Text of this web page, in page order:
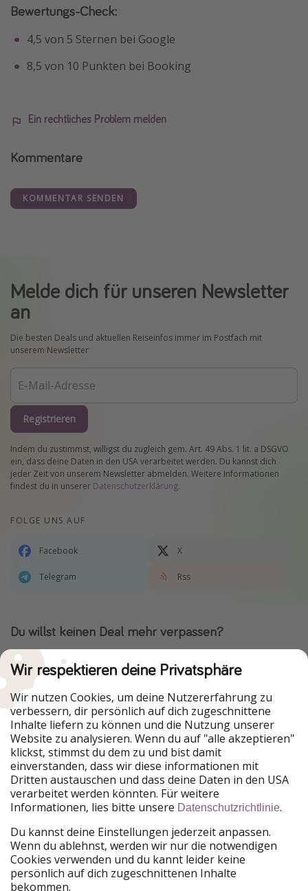
Bewertungs-Check:
4,5 von 5 Sternen bei Google
8,5 von 10 Punkten bei Booking
Ein rechtliches Problem melden
Kommentare
KOMMENTAR SENDEN
Melde dich für unseren Newsletter
an
Die besten Deals und aktuellen Reiseinfos immer im Postfach mit
unserem Newsletter
Registrieren
Indem du zustimmst, willigst du zugleich gem. Art. 49 Abs. 1 lit. a DSGVO
ein, dass deine Daten in den USA verarbeitet werden. Du kannst dich
jeder Zeit von unserem Newsletter abmelden. Weitere Informationen
findest du in unserer Datenschutzerklärung.
FOLGE UNS AUF
Facebook X
Telegram Rss
Du willst keinen Deal mehr verpassen?
Dann lade unsere App herunter.
Urlaubspiraten ist Teil der HolidayPirates Group
Unsere Märkte
PiratinViaggio
HolidayPirates
VakantiePiraten
WakacyjniPiraci
VoyagesPirates
Ferienpiraten
Urlaubspiraten
ViajerosPiratas
Unsere Gruppe
HolidayPirates Group
Wir respektieren deine Privatsphäre
Wir nutzen Cookies, um deine Nutzererfahrung zu
verbessern, dir persönlich auf dich zugeschnittene
Inhalte liefern zu können und die Nutzung unserer
Website zu analysieren. Wenn du auf "alle akzeptieren"
klickst, stimmst du dem zu und bist damit
einverstanden, dass wir diese informationen mit
Dritten austauschen und dass deine Daten in den USA
verarbeitet werden könnten. Für weitere
Informationen, lies bitte unsere Datenschutzrichtlinie.
Du kannst deine Einstellungen jederzeit anpassen.
Wenn du ablehnst, werden wir nur die notwendigen
Cookies verwenden und du kannt leider keine
persönlich auf dich zugeschnittenen Inhalte
bekommen.